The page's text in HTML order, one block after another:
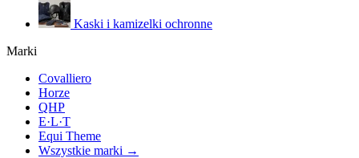
Kaski i kamizelki ochronne
Marki
Covalliero
Horze
QHP
E·L·T
Equi Theme
Wszystkie marki →